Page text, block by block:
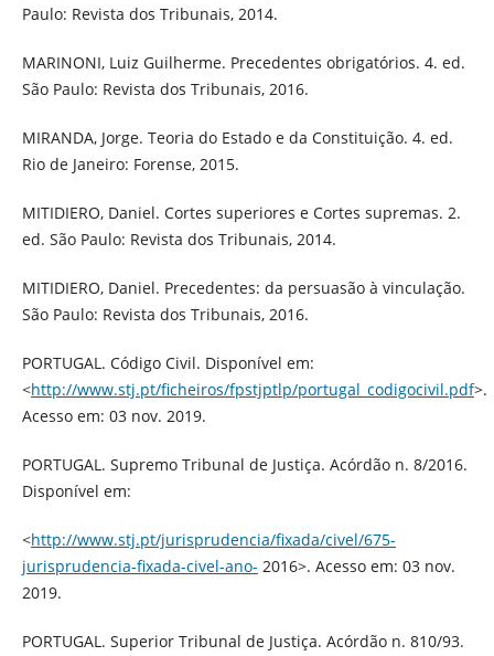
Paulo: Revista dos Tribunais, 2014.
MARINONI, Luiz Guilherme. Precedentes obrigatórios. 4. ed.
São Paulo: Revista dos Tribunais, 2016.
MIRANDA, Jorge. Teoria do Estado e da Constituição. 4. ed.
Rio de Janeiro: Forense, 2015.
MITIDIERO, Daniel. Cortes superiores e Cortes supremas. 2.
ed. São Paulo: Revista dos Tribunais, 2014.
MITIDIERO, Daniel. Precedentes: da persuasão à vinculação.
São Paulo: Revista dos Tribunais, 2016.
PORTUGAL. Código Civil. Disponível em:
<http://www.stj.pt/ficheiros/fpstjptlp/portugal_codigocivil.pdf>.
Acesso em: 03 nov. 2019.
PORTUGAL. Supremo Tribunal de Justiça. Acórdão n. 8/2016.
Disponível em:
<http://www.stj.pt/jurisprudencia/fixada/civel/675-
jurisprudencia-fixada-civel-ano- 2016>. Acesso em: 03 nov.
2019.
PORTUGAL. Superior Tribunal de Justiça. Acórdão n. 810/93.